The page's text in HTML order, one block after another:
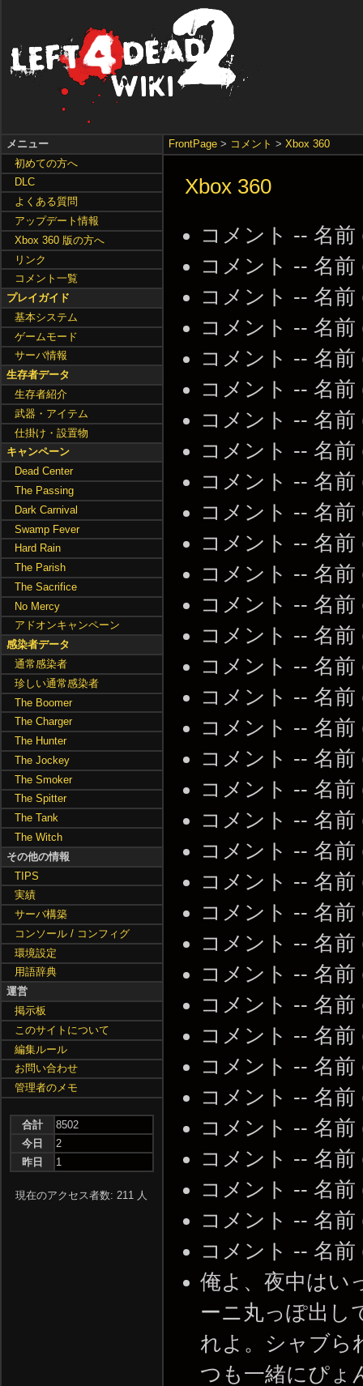
FrontPage > コメント >Xbox 360
Xbox 360
コメント -- 名前
コメント -- 名前
コメント -- 名前
コメント -- 名前
コメント -- 名前
コメント -- 名前
コメント -- 名前
コメント -- 名前
コメント -- 名前
コメント -- 名前
コメント -- 名前
コメント -- 名前
コメント -- 名前
コメント -- 名前
コメント -- 名前
コメント -- 名前
コメント -- 名前
コメント -- 名前
コメント -- 名前
コメント -- 名前
コメント -- 名前
コメント -- 名前
コメント -- 名前
コメント -- 名前
コメント -- 名前
コメント -- 名前
コメント -- 名前
コメント -- 名前
コメント -- 名前
コメント -- 名前
コメント -- 名前
コメント -- 名前
コメント -- 名前
コメント -- 名前
俺よ、夜中はい
ーニ丸っぽ出し
れよ。シャブら
つも一緒にぴょ
メニュー
初めての方へ
DLC
よくある質問
アップデート情報
Xbox 360 版の方へ
リンク
コメント一覧
プレイガイド
基本システム
ゲームモード
サーバ情報
生存者データ
生存者紹介
武器・アイテム
仕掛け・設置物
キャンペーン
Dead Center
The Passing
Dark Carnival
Swamp Fever
Hard Rain
The Parish
The Sacrifice
No Mercy
アドオンキャンペーン
感染者データ
通常感染者
珍しい通常感染者
The Boomer
The Charger
The Hunter
The Jockey
The Smoker
The Spitter
The Tank
The Witch
その他の情報
TIPS
実績
サーバ構築
コンソール / コンフィグ
環境設定
用語辞典
運営
掲示板
このサイトについて
編集ルール
お問い合わせ
管理者のメモ
合計
8502
今日
2
昨日
1
現在のアクセス者数: 211 人